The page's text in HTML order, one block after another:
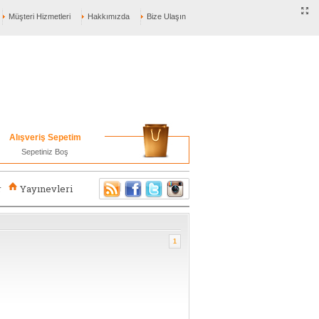
Bize Ulaşın
Hakkımızda
Müşteri Hizmetleri
Alışveriş Sepetim
Sepetiniz Boş
Yayınevleri
1